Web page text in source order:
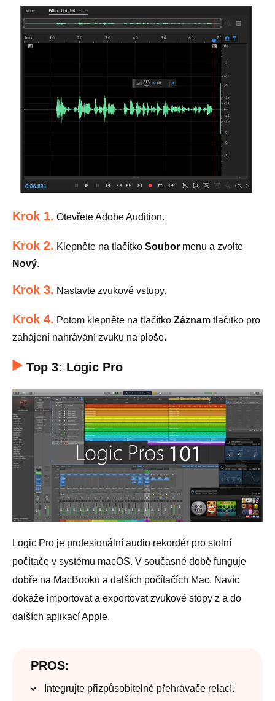
Krok 1. Otevřete Adobe Audition.
Krok 2. Klepněte na tlačítko Soubor menu a zvolte
Nový.
Krok 3. Nastavte zvukové vstupy.
Krok 4. Potom klepněte na tlačítko Záznam tlačítko pro
zahájení nahrávání zvuku na ploše.
Top 3: Logic Pro
Logic Pro je profesionální audio rekordér pro stolní
počítače v systému macOS. V současné době funguje
dobře na MacBooku a dalších počítačích Mac. Navíc
dokáže importovat a exportovat zvukové stopy z a do
dalších aplikací Apple.
PROS:
Integrujte přizpůsobitelné přehrávače relací.